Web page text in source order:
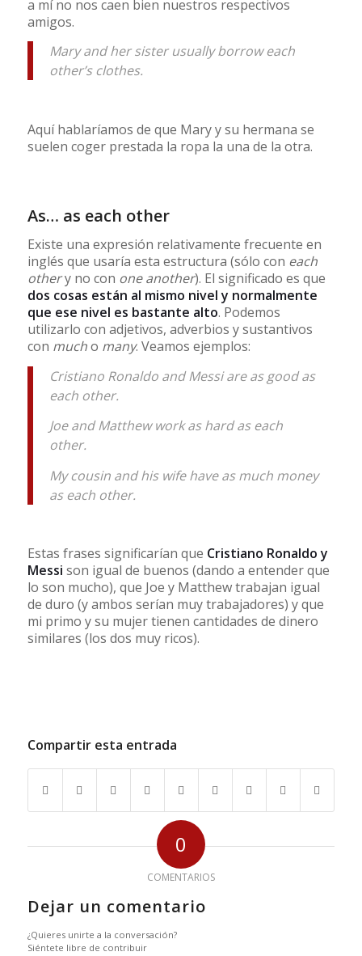
a mí no nos caen bien nuestros respectivos
amigos.
Mary and her sister usually borrow each
other’s clothes.
Aquí hablaríamos de que Mary y su hermana se
suelen coger prestada la ropa la una de la otra.
As… as each other
Existe una expresión relativamente frecuente en
inglés que usaría esta estructura (sólo con each
othery no con one another). El significado es que
dos cosas están al mismo nivel y normalmente
que ese nivel es bastante alto. Podemos
utilizarlo con adjetivos, adverbios y sustantivos
con mucho many. Veamos ejemplos:
Cristiano Ronaldo and Messi are as good as
each other.
Joe and Matthew work as hard as each
other.
My cousin and his wife have as much money
as each other.
Estas frases significarían que Cristiano Ronaldo y
Messi son igual de buenos (dando a entender que
lo son mucho), que Joe y Matthew trabajan igual
de duro (y ambos serían muy trabajadores) y que
mi primo y su mujer tienen cantidades de dinero
similares (los dos muy ricos).
Compartir esta entrada
0
COMENTARIOS
Dejar un comentario
¿Quieres unirte a la conversación?
Siéntete libre de contribuir